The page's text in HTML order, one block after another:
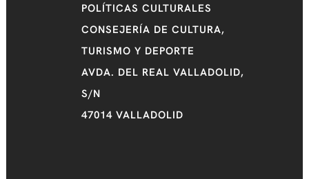
POLÍTICAS CULTURALES
CONSEJERÍA DE CULTURA,
TURISMO Y DEPORTE
AVDA. DEL REAL VALLADOLID,
S/N
47014 VALLADOLID